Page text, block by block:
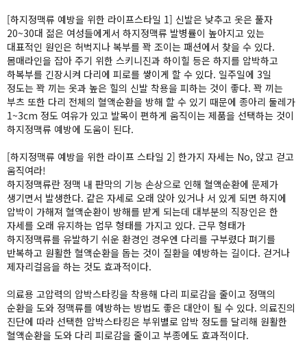
[하지정맥류 예방을 위한 라이프스타일 1] 신발은 낮추고 옷은 풀자
20~30대 젊은 여성들에게서 하지정맥류 발병률이 높아지고 있는
대표적인 원인은 허벅지나 복부를 꽉 조이는 패션에서 찾을 수 있다.
몸매라인을 잡아 주기 위한 스키니진과 하이힐 등은 하지를 압박하고
하복부를 긴장시켜 다리에 피로를 쌓이게 할 수 있다. 일주일에 3일
정도는 꽉 끼는 옷과 높은 힐의 신발 착용을 피하는 것이 좋다. 꽉 끼는
부츠 또한 다리 전체의 혈액순환을 방해 할 수 있기 때문에 종아리 둘레가
1~3cm 정도 여유가 있고 발목이 편하게 움직이는 제품을 선택하는 것이
하지정맥류 예방에 도움이 된다.
[하지정맥류 예방을 위한 라이프 스타일 2] 한가지 자세는 No, 앉고 걷고
움직여라!
하지정맥류란 정맥 내 판막의 기능 손상으로 인해 혈액순환에 문제가
생기면서 발생한다. 같은 자세로 오래 앉아 있거나 서 있게 되면 하지에
압박이 가해져 혈액순환이 방해를 받게 되는데 대부분의 직장인은 한
자세를 오래 유지하는 업무 형태를 가지고 있다. 근무 형태가
하지정맥류를 유발하기 쉬운 환경인 경우엔 다리를 구부렸다 펴기를
반복하고 원활한 혈액순환을 돕는 것이 질환을 예방하는 길이다. 걷거나
제자리걸음을 하는 것도 효과적이다.
의료용 고압력의 압박스타킹을 착용해 다리 피로감을 줄이고 정맥의
순환을 도와 정맥류를 예방하는 방법도 좋은 대안이 될 수 있다. 의료진의
진단에 따라 선택한 압박스타킹은 부위별로 압박 정도를 달리해 원활한
혈액순환을 도와 다리 피로감을 줄이고 부종에도 효과적이다.